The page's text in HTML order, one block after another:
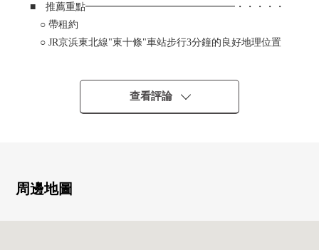
■ 推薦重點━━━━━━━━━━━━━━━・・・・・
○ 帶租約
○ JR京浜東北線"東十條"車站步行3分鐘的良好地理位置
(2020年12月)
○ 別墅型(2樓～3樓)
0 地板暖氣(客餐廳部分)
查看評論
周邊地圖